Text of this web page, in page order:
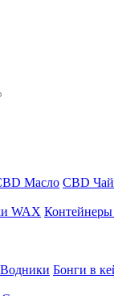
Масло CBD Чай
WAX
Водники Бонги в